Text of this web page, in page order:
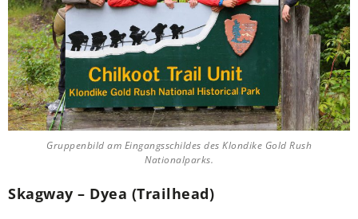
Gruppenbild am Eingangsschildes des Klondike Gold Rush
Nationalparks.
Skagway – Dyea (Trailhead)